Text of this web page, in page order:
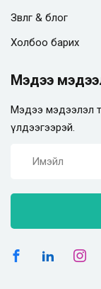
Зөвлөгөө & блог
Холбоо барих
Мэдээ
Мэдээ мэдээлэл
үлдээгээрэй.